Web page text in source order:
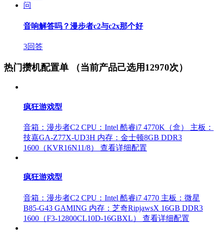
问
音响解答吗？漫步者c2与c2x那个好
3回答
热门攒机配置单 （当前产品己选用12970次）
疯狂游戏型
音箱：漫步者C2 CPU：Intel 酷睿i7 4770K（盒）
主板：
技嘉GA-Z77X-UD3H 内存：金士顿8GB DDR3
1600（KVR16N11/8）
查看详细配置
疯狂游戏型
音箱：漫步者C2 CPU：Intel 酷睿i7 4770 主板：微星
B85-G43 GAMING 内存：芝奇RipjawsX 16GB DDR3
1600（F3-12800CL10D-16GBXL）
查看详细配置